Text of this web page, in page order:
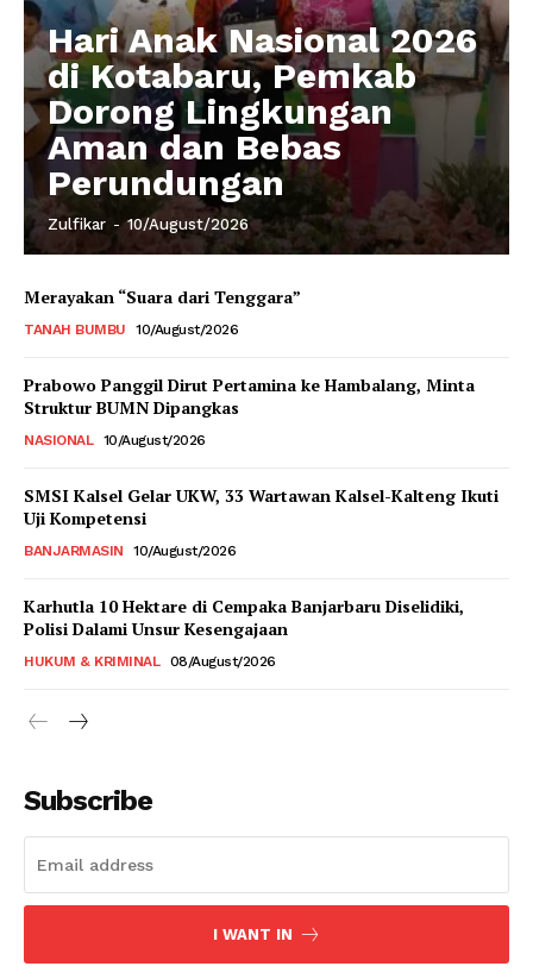
Hari Anak Nasional 2026
di Kotabaru, Pemkab
Dorong Lingkungan
Aman dan Bebas
Perundungan
Zulfikar - 10/August/2026
Merayakan “Suara dari Tenggara”
TANAH BUMBU 10/August/2026
Prabowo Panggil Dirut Pertamina ke Hambalang, Minta
Struktur BUMN Dipangkas
NASIONAL 10/August/2026
SMSI Kalsel Gelar UKW, 33 Wartawan Kalsel-Kalteng Ikuti
Uji Kompetensi
BANJARMASIN 10/August/2026
Karhutla 10 Hektare di Cempaka Banjarbaru Diselidiki,
Polisi Dalami Unsur Kesengajaan
HUKUM & KRIMINAL 08/August/2026
Subscribe
I WANT IN